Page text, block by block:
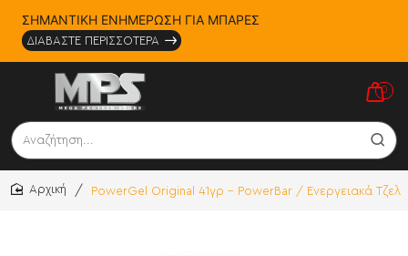
ΣΗΜΑΝΤΙΚΗ ΕΝΗΜΕΡΩΣΗ ΓΙΑ ΜΠΑΡΕΣ
ΔΙΑΒΑΣΤΕ ΠΕΡΙΣΣΟΤΕΡΑ
0
Αναζήτηση...
PowerGel Original 41γρ - PowerBar / Ενεργειακά Τζελ